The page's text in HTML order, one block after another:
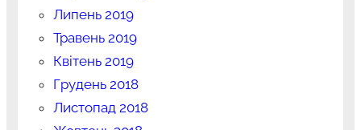
Липень 2019
Травень 2019
Квітень 2019
Грудень 2018
Листопад 2018